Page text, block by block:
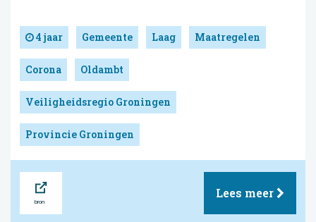
4 jaar Gemeente Laag Maatregelen
Corona Oldambt
Veiligheidsregio Groningen
Provincie Groningen
Lees meer